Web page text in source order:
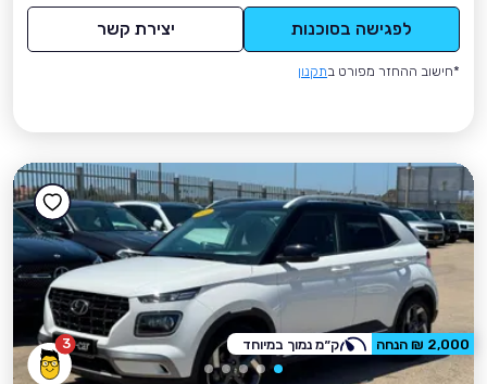
לפגישה בסוכנות יצירת קשר
*חישוב ההחזר מפורט בתקנון
3 2,000 ₪ הנחה ק״מ נמוך במיוחד